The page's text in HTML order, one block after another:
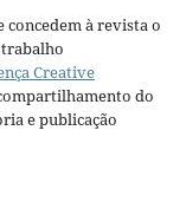
à revista o
Creative
do
e publicação